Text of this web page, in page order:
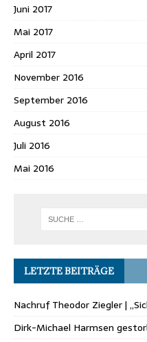
Juni 2017
Mai 2017
April 2017
November 2016
September 2016
August 2016
Juli 2016
Mai 2016
LETZTE BEITRÄGE
Nachruf Theodor Ziegler |
Dirk-Michael Harmsen